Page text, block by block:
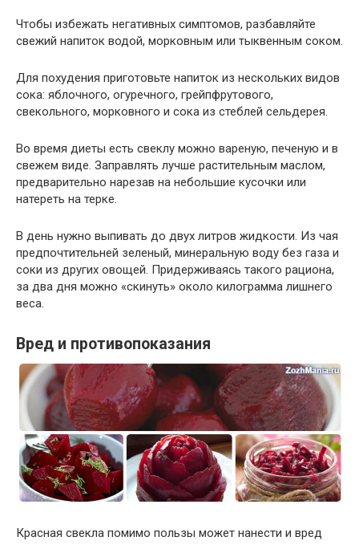
Чтобы избежать негативных симптомов, разбавляйте
свежий напиток водой, морковным или тыквенным соком.
Для похудения приготовьте напиток из нескольких видов
сока: яблочного, огуречного, грейпфрутового,
свекольного, морковного и сока из стеблей сельдерея.
Во время диеты есть свеклу можно вареную, печеную и в
свежем виде. Заправлять лучше растительным маслом,
предварительно нарезав на небольшие кусочки или
натереть на терке.
В день нужно выпивать до двух литров жидкости. Из чая
предпочтительней зеленый, минеральную воду без газа и
соки из других овощей. Придерживаясь такого рациона,
за два дня можно «скинуть» около килограмма лишнего
веса.
Вред и противопоказания
Красная свекла помимо пользы может нанести и вред